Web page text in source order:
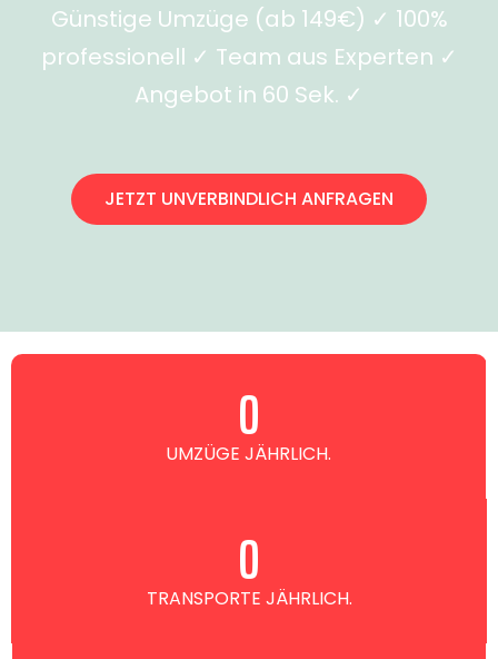
Günstige Umzüge (ab 149€) ✓ 100%
professionell ✓ Team aus Experten ✓
Angebot in 60 Sek. ✓
JETZT UNVERBINDLICH ANFRAGEN
UMZÜGE JÄHRLICH.
0
TRANSPORTE JÄHRLICH.
0